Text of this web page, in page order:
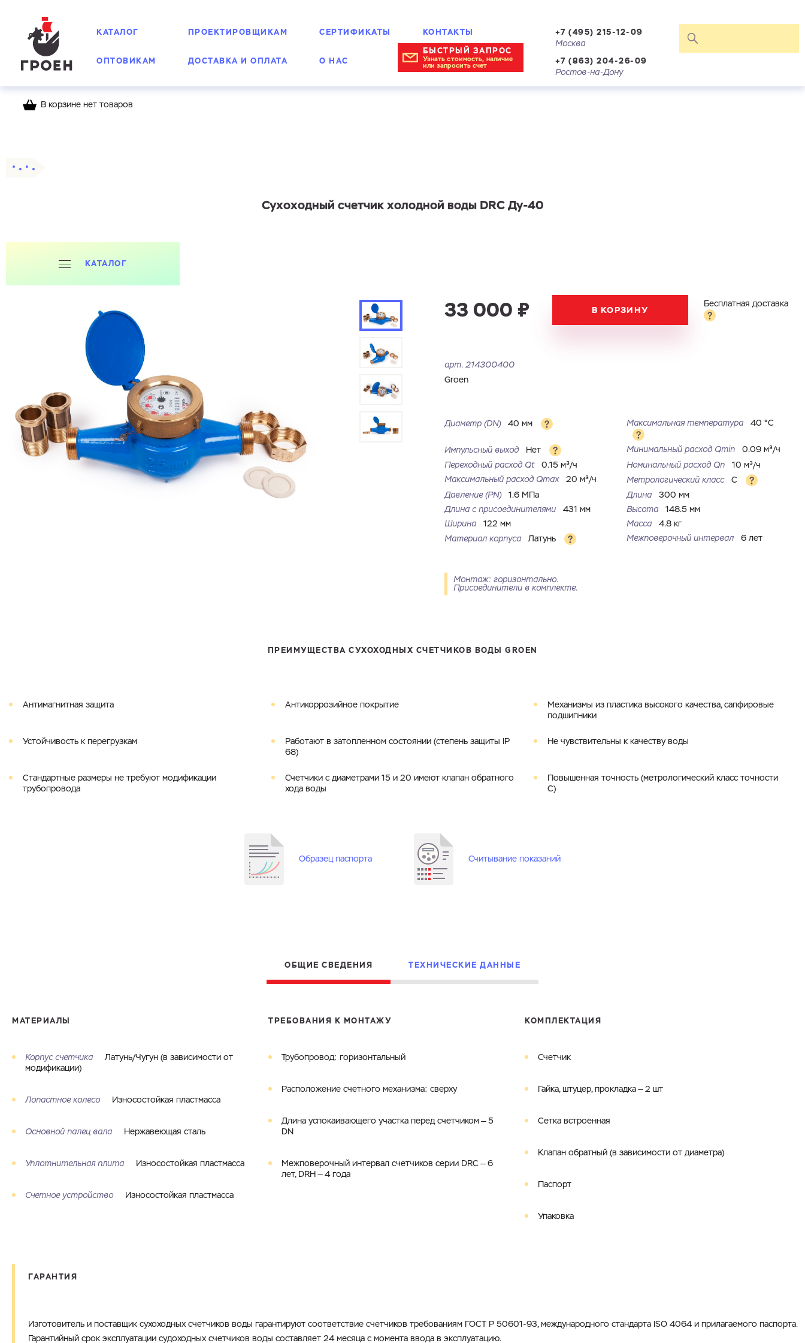
Купить как физ. лицо Купить как юр. лицо
Электронная почта
Имя Номер телефона
Файл с реквизитами огранизации (любой формат, макс. 20
КАТАЛОГ
ОПТОВИКАМ
ПРОЕКТИРОВЩИКАМ
ДОСТАВКА И ОПЛАТА
СЕРТИФИКАТЫ
О НАС
КОНТАКТЫ
БЫСТРЫЙ ЗАПРОС
Узнать стоимость, наличие
или запросить счет
+7 (495) 215-12-09
Москва
+7 (863) 204-26-09
Ростов-на-Дону
В корзине нет товаров
Сухоходный счетчик холодной воды DRC Ду-40
КАТАЛОГ
33 000 ₽ В КОРЗИНУ
Бесплатная доставка
арт. 214300400
Groen
Диаметр (DN) 40 мм Максимальная температура 40 °С
Импульсный выход Нет Минимальный расход Qmin
0.09 м³/ч
Переходный расход Qt
0.15 м³/ч Номинальный расход Qn
10 м³/ч
Максимальный расход Qmax
20 м³/ч Метрологический класс
C
Давление (PN)
1.6 МПа Длина
300 мм
Длина с присоединителями
431 мм Высота
148.5 мм
Ширина
122 мм Масса
4.8 кг
Материал корпуса
Латунь Межповерочный интервал 6 лет
Монтаж: горизонтально.
Присоединители в комплекте.
ПРЕИМУЩЕСТВА СУХОХОДНЫХ СЧЕТЧИКОВ ВОДЫ GROEN
Антимагнитная защита Антикоррозийное покрытие
Механизмы из пластика высокого качества, сапфировые
подшипники
Устойчивость к перегрузкам
Работают в затопленном состоянии (степень защиты IP
68)
Не чувствительны к качеству воды
Cтандартные размеры не требуют модификации
трубопровода
Счетчики с диаметрами 15 и 20 имеют клапан обратного
хода воды
Повышенная точность (метрологический класс точности
C)
Образец паспорта Считывание показаний
ОБЩИЕ СВЕДЕНИЯ ТЕХНИЧЕСКИЕ ДАННЫЕ
МАТЕРИАЛЫ
Корпус счетчика
Латунь/Чугун (в зависимости от
модификации)
Лопастное колесо Износостойкая пластмасса
Основной палец вала Нержавеющая сталь
Уплотнительная плита Износостойкая пластмасса
Счетное устройство Износостойкая пластмасса
ТРЕБОВАНИЯ К МОНТАЖУ
Трубопровод: горизонтальный
Расположение счетного механизма: сверху
Длина успокаивающего участка перед счетчиком — 5
DN
Межповерочный интервал счетчиков серии DRC — 6
лет, DRH — 4 года
КОМПЛЕКТАЦИЯ
Счетчик
Гайка, штуцер, прокладка — 2 шт
Сетка встроенная
Клапан обратный (в зависимости от диаметра)
Паспорт
Упаковка
ГАРАНТИЯ
Изготовитель и поставщик сухоходных счетчиков воды гарантируют соответствие счетчиков требованиям ГОСТ Р 50601-93, международного стандарта ISO 4064 и прилагаемого паспорта.
Гарантийный срок эксплуатации судоходных счетчиков воды составляет 24 месяца с момента ввода в эксплуатацию.